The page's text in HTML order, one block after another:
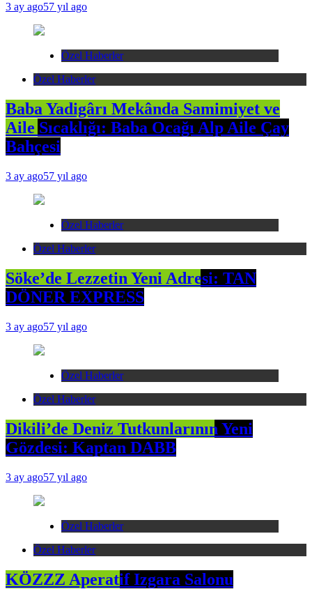
3 ay ago57 yıl ago
Özel Haberler
Özel Haberler
Baba Yadigârı Mekânda Samimiyet ve
Aile Sıcaklığı: Baba Ocağı Alp Aile Çay
Bahçesi
3 ay ago57 yıl ago
Özel Haberler
Özel Haberler
Söke’de Lezzetin Yeni Adresi: TAN
DÖNER EXPRESS
3 ay ago57 yıl ago
Özel Haberler
Özel Haberler
Dikili’de Deniz Tutkunlarının Yeni
Gözdesi: Kaptan DABB
3 ay ago57 yıl ago
Özel Haberler
Özel Haberler
KÖZZZ Aperatif Izgara Salonu